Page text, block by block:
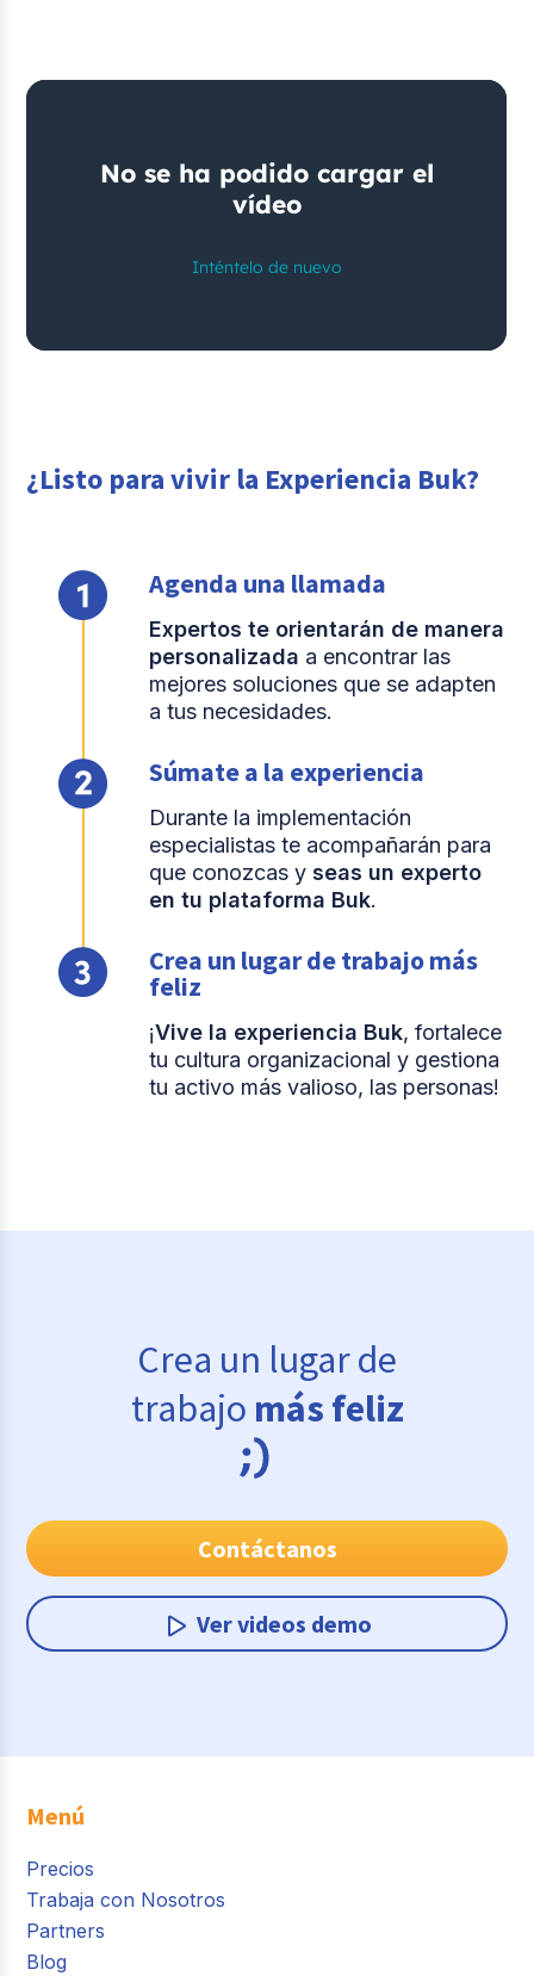
¿Listo para vivir la Experiencia Buk?
Agenda una llamada
Expertos te orientarán de manera
personalizada a encontrar las
mejores soluciones que se adapten
a tus necesidades.
Súmate a la experiencia
Durante la implementación
especialistas te acompañarán para
que conozcas yseas un experto
en tu plataforma Buk.
Crea un lugar de trabajo más
feliz
¡Vive la experiencia Buk, fortalece
tu cultura organizacional y gestiona
tu activo más valioso, las personas!
Crea un lugar de
trabajo más feliz
Contáctanos
Ver videos demo
Menú
Precios
Trabaja con Nosotros
Partners
Blog